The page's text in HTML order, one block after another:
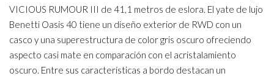
VICIOUS RUMOUR III de 41,1 metros de eslora. El yate de lujo
Benetti Oasis 40 tiene un diseño exterior de RWD con un
casco y una superestructura de color gris oscuro ofreciendo
aspecto casi mate en comparación con el acristalamiento
oscuro. Entre sus características a bordo destacan un